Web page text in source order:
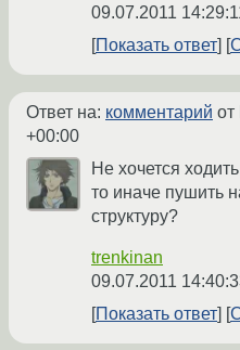
09.07.2011
Показать ответ
Ответ на: комментарий от
+00:00
Не хочется
то иначе пушить
структуру?
trenkinan
09.07.2011
Показать ответ